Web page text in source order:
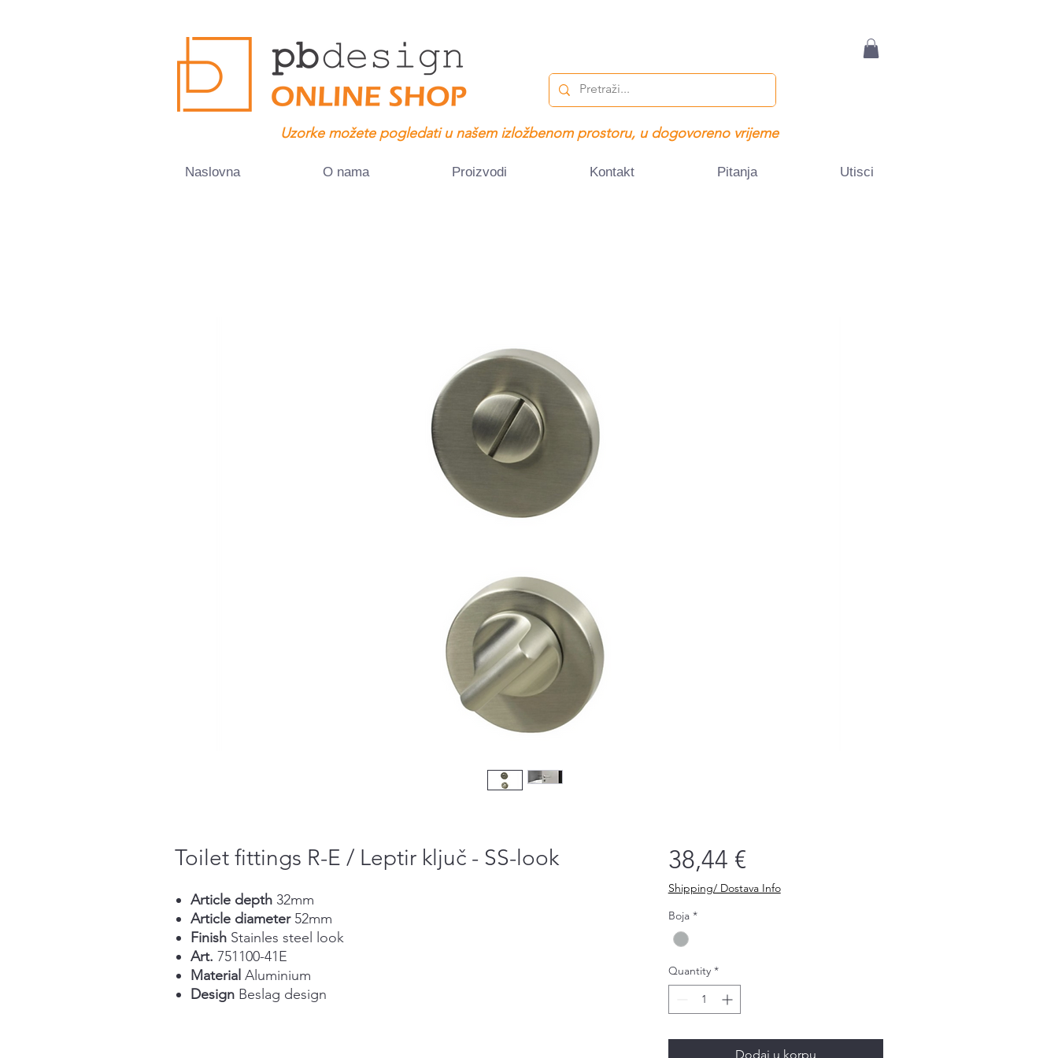
Uzorke možete pogledati u našem izložbenom prostoru, u dogovoreno vrijeme
Naslovna O nama Proizvodi Kontakt Pitanja Utisci
Toilet fittings R-E / Leptir ključ - SS-look
Article depth 32mm
Article diameter52mm
Finish Stainles steel look
Art. 751100-41E
Material Aluminium
Design Beslag design
38,44 €Price
Shipping/ Dostava Info
Boja *
Quantity *
Dodaj u korpu